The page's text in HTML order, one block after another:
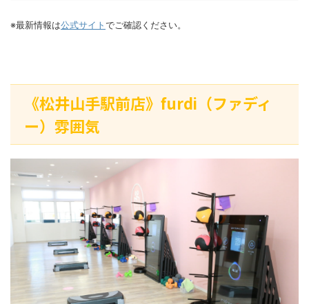
※最新情報は公式サイト でご確認ください。
《松井山手駅前店》furdi（ファディ
ー）雰囲気